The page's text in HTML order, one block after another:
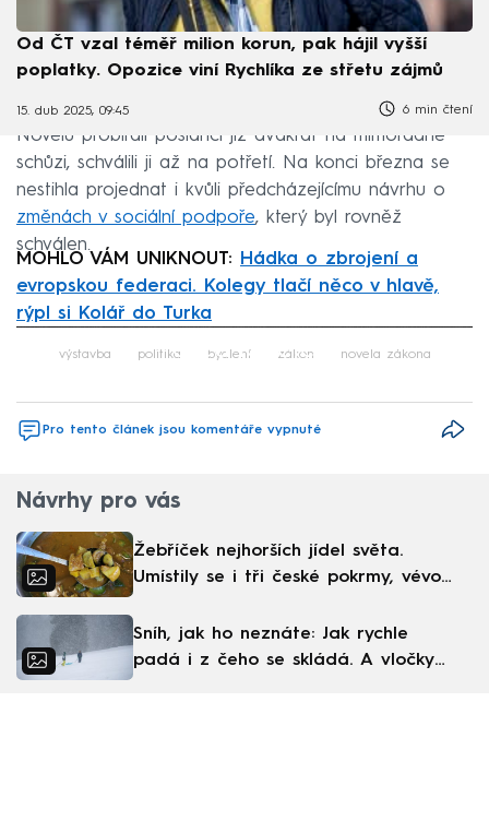
Od ČT vzal téměř milion korun, pak hájil vyšší
poplatky. Opozice viní Rychlíka ze střetu zájmů
15. dub 2025, 09:45 6 min čtení
Novelu probírali poslanci již dvakrát na mimořádné
schůzi, schválili ji až na potřetí. Na konci března se
nestihla projednat i kvůli předcházejícímu návrhu o
změnách v sociální podpoře, který byl rovněž
schválen.
MOHLO VÁM UNIKNOUT:
Hádka o zbrojení a
evropskou federaci. Kolegy tlačí něco v hlavě,
rýpl si Kolář do Turka
Failed to fetch
výstavba politika bydlení zákon novela zákona
Pro tento článek jsou komentáře vypnuté
Návrhy pro vás
Žebříček nejhorších jídel světa.
Umístily se i tři české pokrmy, vévodí
Sníh, jak ho neznáte: Jak rychle
padá i z čeho se skládá. A vločky